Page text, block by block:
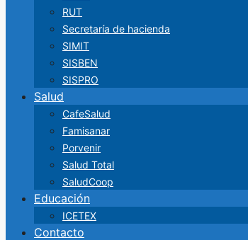
RUT
Secretaría de hacienda
SIMIT
SISBEN
SISPRO
Salud
CafeSalud
Famisanar
Porvenir
Salud Total
SaludCoop
Educación
ICETEX
Contacto